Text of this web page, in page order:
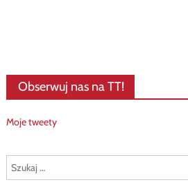
Obserwuj nas na TT!
Moje tweety
Szukaj: